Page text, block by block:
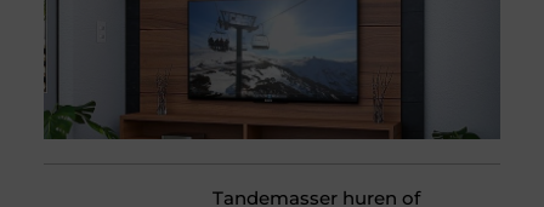
Tandemasser huren of